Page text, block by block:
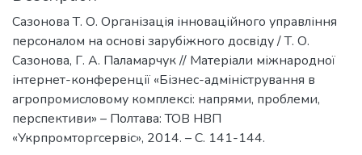
Сазонова Т. О. Організація інноваційного управління
персоналом на основі зарубіжного досвіду / Т. О.
Сазонова, Г. А. Паламарчук // Матеріали міжнародної
інтернет-конференції «Бізнес-адміністрування в
агропромисловому комплексі: напрями, проблеми,
перспективи» – Полтава: ТОВ НВП
«Укрпромторгсервіс», 2014. – С. 141-144.